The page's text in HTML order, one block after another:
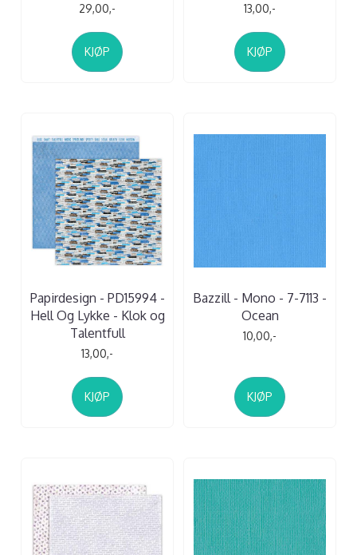
29,00,-
KJØP
13,00,-
KJØP
Papirdesign - PD15994 -
Hell Og Lykke - Klok og
Talentfull
13,00,-
KJØP
Bazzill - Mono - 7-7113 -
Ocean
10,00,-
KJØP